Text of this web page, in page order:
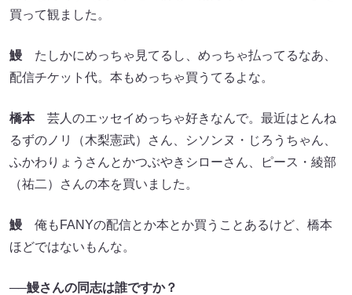
買って観ました。
鰻 たしかにめっちゃ見てるし、めっちゃ払ってるなあ、
配信チケット代。本もめっちゃ買うてるよな。
橋本芸人のエッセイめっちゃ好きなんで。最近はとんね
るずのノリ（木梨憲武）さん、シソンヌ・じろうちゃん、
ふかわりょうさんとかつぶやきシローさん、ピース・綾部
（祐二）さんの本を買いました。
鰻 俺もFANYの配信とか本とか買うことあるけど、橋本
ほどではないもんな。
──鰻さんの同志は誰ですか？